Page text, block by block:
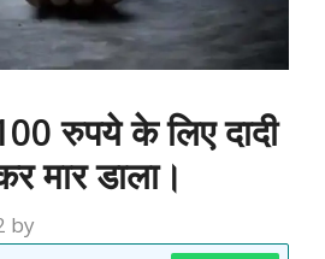
रुपये के लिए दादी
मार डाला।
by